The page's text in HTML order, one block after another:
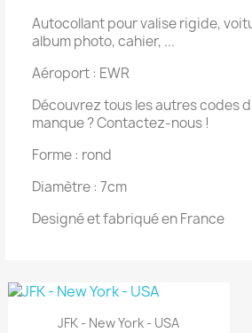
Autocollant pour valise rigide,
album photo, cahier, ...
Aéroport : EWR
Découvrez tous les autres codes
manque ? Contactez-nous !
Forme : rond
Diamètre : 7cm
Designé et fabriqué en France
 Aperçu rapide
JFK - New York - USA